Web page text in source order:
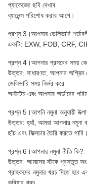
প্যাকেজের ছবি দেখাব
ব্যালেন্স পরিশোধ করার আগে।
প্রশ্ন 3।আপনার ডেলিভারি
একটি: EXW, FOB, CRF,
প্রশ্ন 4।আপনার প্রসবের সময়
উত্তর: সাধারণত, আপনার অগ্রিম
ডেলিভারি সময় নির্ভর করে
আইটেম এবং আপনার অর্ডারের
প্রশ্ন 5।আপনি নমুনা অনুযায়ী
উত্তর: হ্যাঁ, আমরা আপনার নমুনা
ছাঁচ এবং ফিক্সচার তৈরি করতে পারি।
প্রশ্ন 6।আপনার নমুনা নীতি কি?
উত্তর: আমাদের স্টকে প্রস্তুত
গ্রাহকদের নমুনার খরচ দিতে হবে